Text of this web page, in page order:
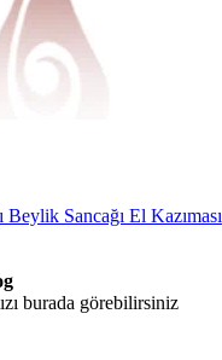
Beylik Sancağı El Kazıması
burada görebilirsiniz